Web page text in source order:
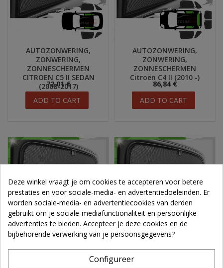
AUTOZONWERING,
ZONWERING,
ZONNESCHERMEN
CITROEN C5 II SEDAN
(2008-2017)
72,01 €
ADD TO CART
AUTOZONWERING,
ZONWERING,
ZONNESCHERMEN
Citroën C4 II (2010 -)
86,84 €
ADD TO CART
AUTOZONWERING,
AUTOZONWERING,
Deze winkel vraagt je om cookies te accepteren voor betere
prestaties en voor sociale-media- en advertentiedoeleinden. Er
worden sociale-media- en advertentiecookies van derden
gebruikt om je sociale-mediafunctionaliteit en persoonlijke
advertenties te bieden. Accepteer je deze cookies en de
bijbehorende verwerking van je persoonsgegevens?
Configureer